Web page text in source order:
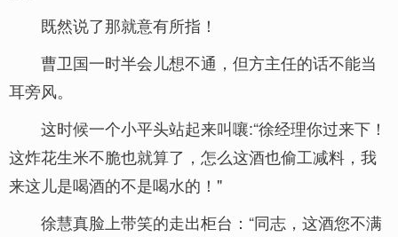
既然说了那就意有所指！
曹卫国一时半会儿想不通，但方主任的话不能当
耳旁风。
这时候一个小平头站起来叫嚷:“徐经理你过来下！
这炸花生米不脆也就算了，怎么这酒也偷工减料，我
来这儿是喝酒的不是喝水的！"
徐慧真脸上带笑的走出柜台：“同志，这酒您不满